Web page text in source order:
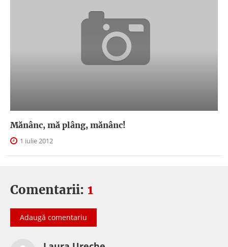
Mănânc, mă plâng, mănânc!
1 iulie 2012
Comentarii: 1
Adaugă comentariu